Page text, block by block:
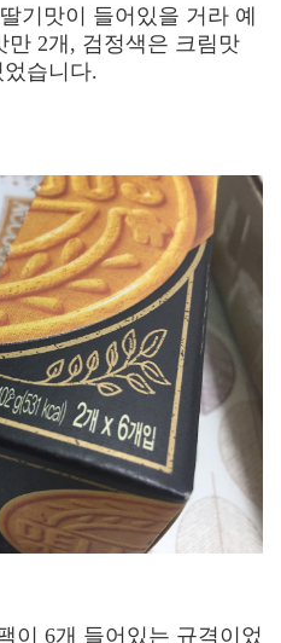
기맛이 들어있을 거라 예
만 2개, 검정색은 크림맛
습니다.
이 6개 들어있는 규격이었